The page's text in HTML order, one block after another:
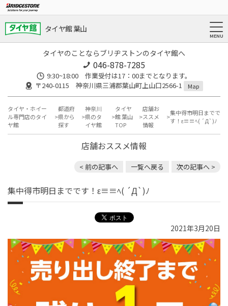
タイヤ館 葉山
タイヤのことならブリヂストンのタイヤ館へ
046-878-7285
9:30~18:00 作業受付は17：00までとなります。
〒240-0115 神奈川県三浦郡葉山町上山口2566-1
Map
タイヤ・ホイー
ル専門店のタイ
ヤ館
都道府
県から
探す
神奈川
県のタ
イヤ館
タイヤ
館 葉山
TOP
店舗お
ススメ
情報
集中得市明日までで
す！ε≡≡ﾍ( ´Д`)ﾉ
店舗おススメ情報
< 前の記事へ 一覧へ戻る 次の記事へ >
集中得市明日までです！ε≡≡ﾍ( ´Д`)ﾉ
2021年3月20日